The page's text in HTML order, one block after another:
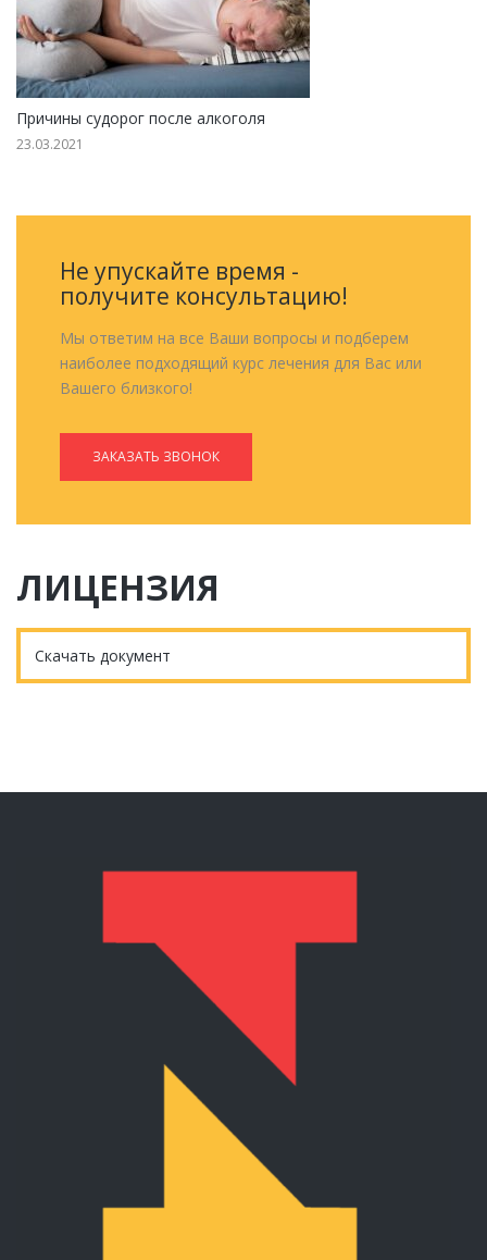
Причины судорог после алкоголя
23.03.2021
Не упускайте время -
получите консультацию!
Мы ответим на все Ваши вопросы и подберем
наиболее подходящий курс лечения для Вас или
Вашего близкого!
ЗАКАЗАТЬ ЗВОНОК
ЛИЦЕНЗИЯ
Скачать документ